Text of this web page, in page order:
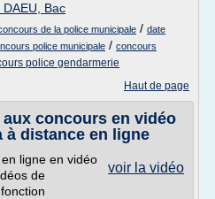
Bac
de la police municipale / date
police municipale / concours
police gendarmerie
Haut de page
concours en vidéo
à distance en ligne
voir la vidéo
ligne en vidéo
de